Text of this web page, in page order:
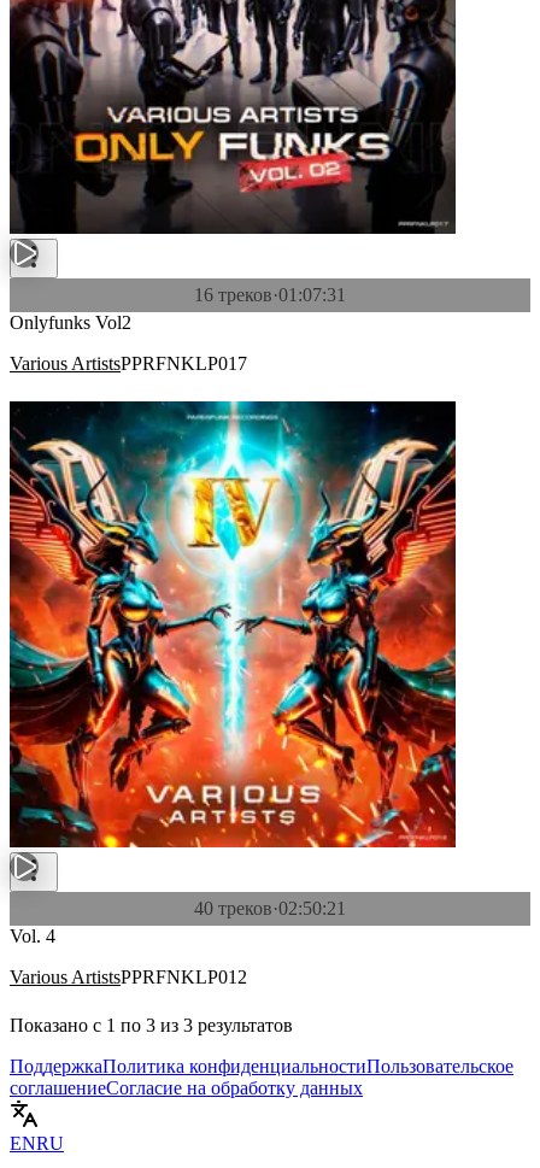
16 треков·01:07:31
Onlyfunks Vol2
Various ArtistsPPRFNKLP017
40 треков·02:50:21
Vol. 4
Various ArtistsPPRFNKLP012
Показано с 1 по 3 из 3 результатов
ПоддержкаПолитика конфиденциальностиПользовательское
соглашениеСогласие на обработку данных
ENRU